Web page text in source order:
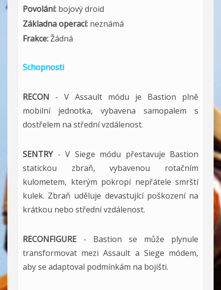
Povolání: bojový droid
Základna operací: neznámá
Frakce:Žádná
Schopnosti
RECON - V Assault módu je Bastion plně
mobilní jednotka, vybavena samopalem s
dostřelem na střední vzdálenost.
SENTRY - V Siege módu přestavuje Bastion
statickou zbraň, vybavenou rotačním
kulometem, kterým pokropí nepřátele smrští
kulek. Zbraň uděluje devastující poškození na
krátkou nebo střední vzdálenost.
RECONFIGURE - Bastion se může plynule
transformovat mezi Assault a Siege módem,
aby se adaptoval podmínkám na bojišti.